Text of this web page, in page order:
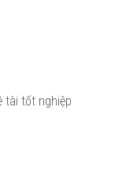
tài tốt nghiệp